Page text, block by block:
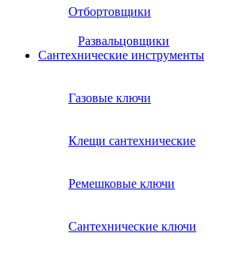
Отбортовщики
Развальцовщики
Сантехнические инcтрументы
Газовые ключи
Клещи сантехнические
Ремешковые ключи
Сантехнические ключи